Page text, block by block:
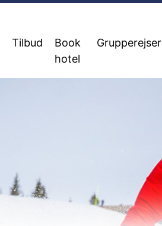
Tilbud
Book
hotel
Grupperejser